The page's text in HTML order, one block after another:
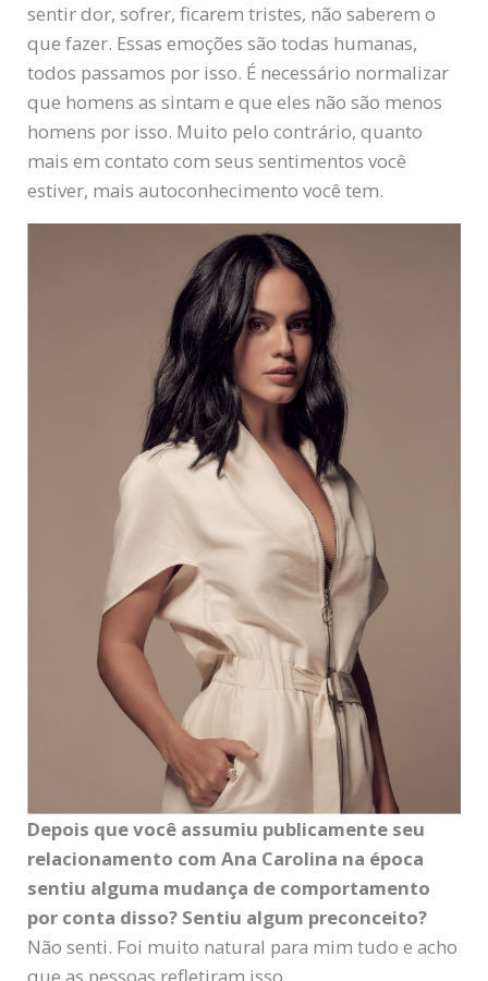
sentir dor, sofrer, ficarem tristes, não saberem o
que fazer. Essas emoções são todas humanas,
todos passamos por isso. É necessário normalizar
que homens as sintam e que eles não são menos
homens por isso. Muito pelo contrário, quanto
mais em contato com seus sentimentos você
estiver, mais autoconhecimento você tem.
Depois que você assumiu publicamente seu
relacionamento com Ana Carolina na época
sentiu alguma mudança de comportamento
por conta disso? Sentiu algum preconceito?
Não senti. Foi muito natural para mim tudo e acho